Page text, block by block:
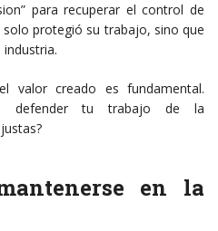
para recuperar el control de
protegió su trabajo, sino que
valor creado es fundamental.
defender tu trabajo de la
en la